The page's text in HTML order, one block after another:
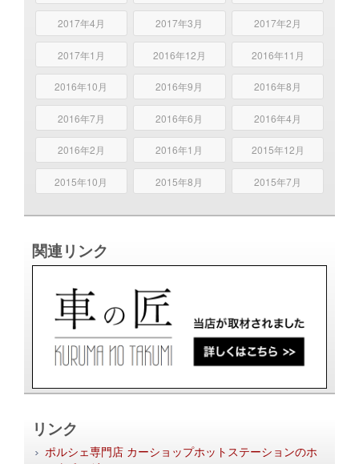
2017年4月 2017年3月 2017年2月
2017年1月 2016年12月 2016年11月
2016年10月 2016年9月 2016年8月
2016年7月 2016年6月 2016年4月
2016年2月 2016年1月 2015年12月
2015年10月 2015年8月 2015年7月
関連リンク
リンク
ポルシェ専門店 カーショップホットステーションのホ